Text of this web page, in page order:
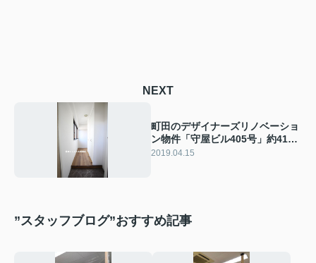
NEXT
町田のデザイナーズリノベーショ
ン物件「守屋ビル405号」約41㎡
の広々1K 申込となりました
2019.04.15
”スタッフブログ”おすすめ記事